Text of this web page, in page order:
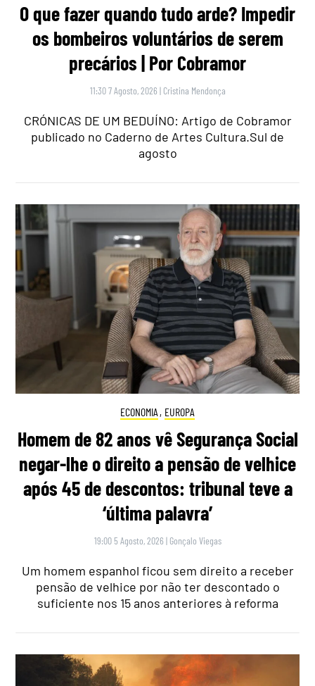
O que fazer quando tudo arde? Impedir
os bombeiros voluntários de serem
precários | Por Cobramor
11:30 7 Agosto, 2026 | Cristina Mendonça
CRÓNICAS DE UM BEDUÍNO: Artigo de Cobramor
publicado no Caderno de Artes Cultura.Sul de
agosto
ECONOMIA , EUROPA
Homem de 82 anos vê Segurança Social
negar-lhe o direito a pensão de velhice
após 45 de descontos: tribunal teve a
‘última palavra’
19:00 5 Agosto, 2026 | Gonçalo Viegas
Um homem espanhol ficou sem direito a receber
pensão de velhice por não ter descontado o
suficiente nos 15 anos anteriores à reforma